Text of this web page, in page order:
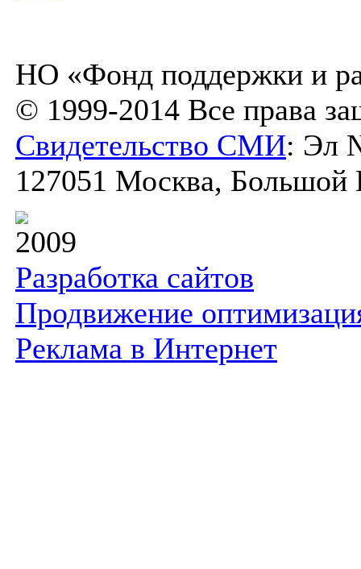
НО «Фонд поддержки и
© 1999-2014 Все права
Свидетельство СМИ: Эл
127051 Москва, Большой
2009
Разработка сайтов
Продвижение
Реклама в Интернет